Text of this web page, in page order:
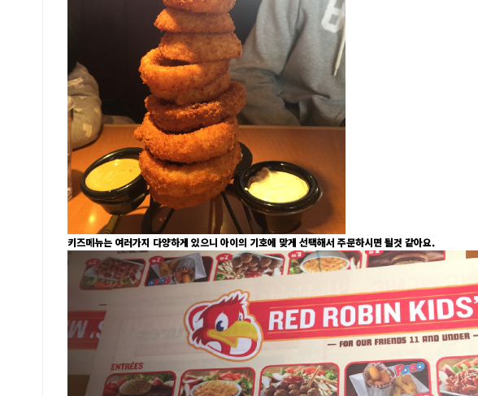
키즈메뉴는 여러가지 다양하게 있으니 아이의 기호에 맞게 선택해서 주문하시면 될것 같아요.